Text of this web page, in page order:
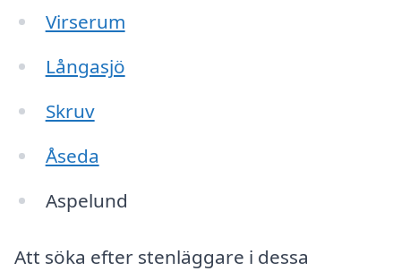
Virserum
Långasjö
Skruv
Åseda
Aspelund
Att söka efter stenläggare i dessa